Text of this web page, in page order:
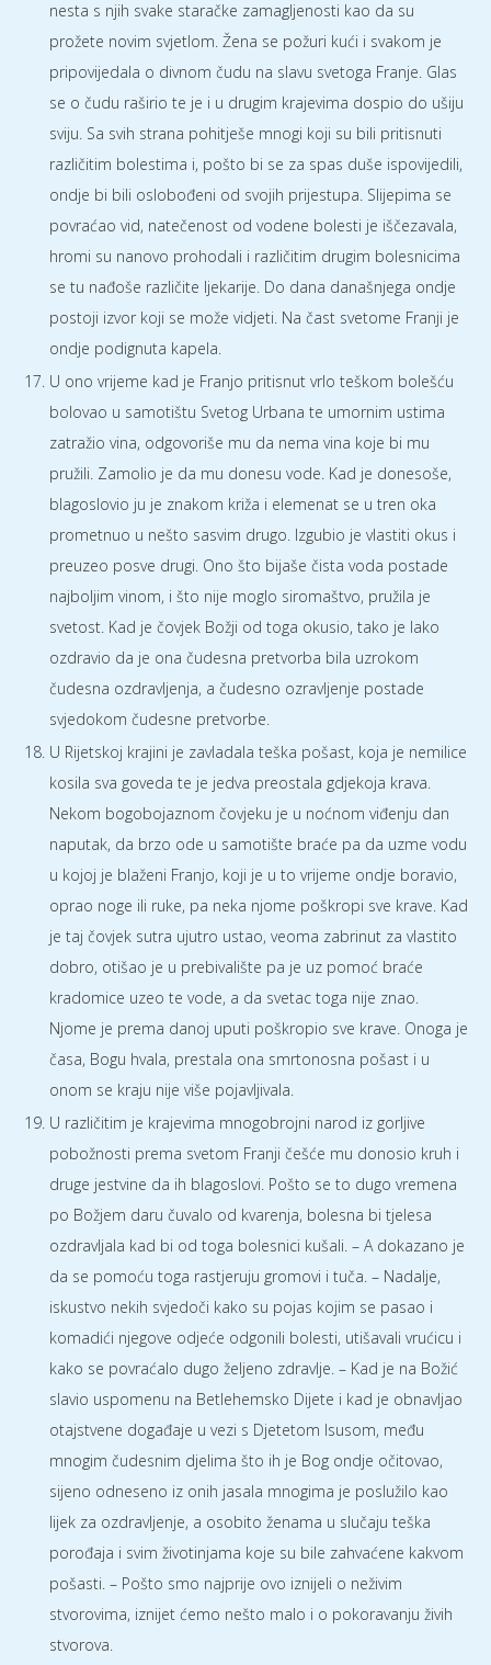
nesta s njih svake staračke zamagljenosti kao da su
prožete novim svjetlom. Žena se požuri kući i svakom je
pripovijedala o divnom čudu na slavu svetoga Franje. Glas
se o čudu raširio te je i u drugim krajevima dospio do ušiju
sviju. Sa svih strana pohitješe mnogi koji su bili pritisnuti
različitim bolestima i, pošto bi se za spas duše ispovijedili,
ondje bi bili oslobođeni od svojih prijestupa. Slijepima se
povraćao vid, natečenost od vodene bolesti je iščezavala,
hromi su nanovo prohodali i različitim drugim bolesnicima
se tu nađoše različite ljekarije. Do dana današnjega ondje
postoji izvor koji se može vidjeti. Na čast svetome Franji je
ondje podignuta kapela.
U ono vrijeme kad je Franjo pritisnut vrlo teškom bolešću
bolovao u samotištu Svetog Urbana te umornim ustima
zatražio vina, odgovoriše mu da nema vina koje bi mu
pružili. Zamolio je da mu donesu vode. Kad je donesoše,
blagoslovio ju je znakom križa i elemenat se u tren oka
prometnuo u nešto sasvim drugo. Izgubio je vlastiti okus i
preuzeo posve drugi. Ono što bijaše čista voda postade
najboljim vinom, i što nije moglo siromaštvo, pružila je
svetost. Kad je čovjek Božji od toga okusio, tako je lako
ozdravio da je ona čudesna pretvorba bila uzrokom
čudesna ozdravljenja, a čudesno ozravljenje postade
svjedokom čudesne pretvorbe.
U Rijetskoj krajini je zavladala teška pošast, koja je nemilice
kosila sva goveda te je jedva preostala gdjekoja krava.
Nekom bogobojaznom čovjeku je u noćnom viđenju dan
naputak, da brzo ode u samotište braće pa da uzme vodu
u kojoj je blaženi Franjo, koji je u to vrijeme ondje boravio,
oprao noge ili ruke, pa neka njome poškropi sve krave. Kad
je taj čovjek sutra ujutro ustao, veoma zabrinut za vlastito
dobro, otišao je u prebivalište pa je uz pomoć braće
kradomice uzeo te vode, a da svetac toga nije znao.
Njome je prema danoj uputi poškropio sve krave. Onoga je
časa, Bogu hvala, prestala ona smrtonosna pošast i u
onom se kraju nije više pojavljivala.
U različitim je krajevima mnogobrojni narod iz gorljive
pobožnosti prema svetom Franji češće mu donosio kruh i
druge jestvine da ih blagoslovi. Pošto se to dugo vremena
po Božjem daru čuvalo od kvarenja, bolesna bi tjelesa
ozdravljala kad bi od toga bolesnici kušali. – A dokazano je
da se pomoću toga rastjeruju gromovi i tuča. – Nadalje,
iskustvo nekih svjedoči kako su pojas kojim se pasao i
komadići njegove odjeće odgonili bolesti, utišavali vrućicu i
kako se povraćalo dugo željeno zdravlje. – Kad je na Božić
slavio uspomenu na Betlehemsko Dijete i kad je obnavljao
otajstvene događaje u vezi s Djetetom Isusom, među
mnogim čudesnim djelima što ih je Bog ondje očitovao,
sijeno odneseno iz onih jasala mnogima je poslužilo kao
lijek za ozdravljenje, a osobito ženama u slučaju teška
porođaja i svim životinjama koje su bile zahvaćene kakvom
pošasti. – Pošto smo najprije ovo iznijeli o neživim
stvorovima, iznijet ćemo nešto malo i o pokoravanju živih
stvorova.